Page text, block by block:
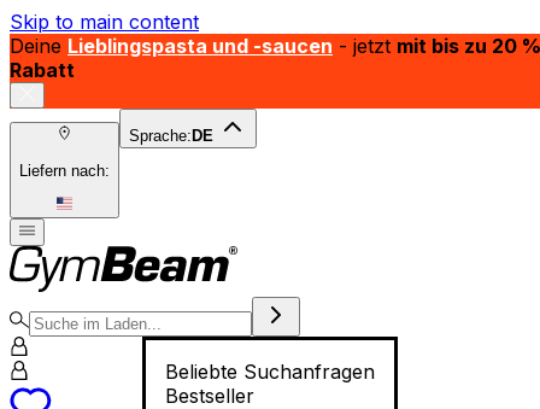
Skip to main content
Deine Lieblingspasta und -saucen - jetzt mit bis zu 20 %
Rabatt
Liefern nach:
Sprache: DE
Beliebte Suchanfragen
Bestseller